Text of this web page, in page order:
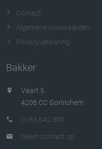
Contact
Algemene voorwaarden
Privacyverklaring
Bakker
Vaart 5
4206 CC Gorinchem
0183 642 890
Neem contact op